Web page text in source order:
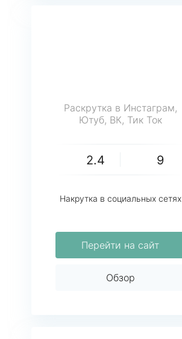
Раскрутка в Инстаграм,
Ютуб, ВК, Тик Ток
2.4 9
Накрутка в социальных сетях
Перейти на сайт
Обзор